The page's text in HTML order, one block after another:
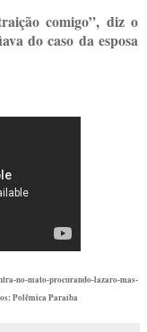
comigo”, diz o
do caso da esposa
no-mato-procurando-lazaro-mas-
Polêmica Paraíba